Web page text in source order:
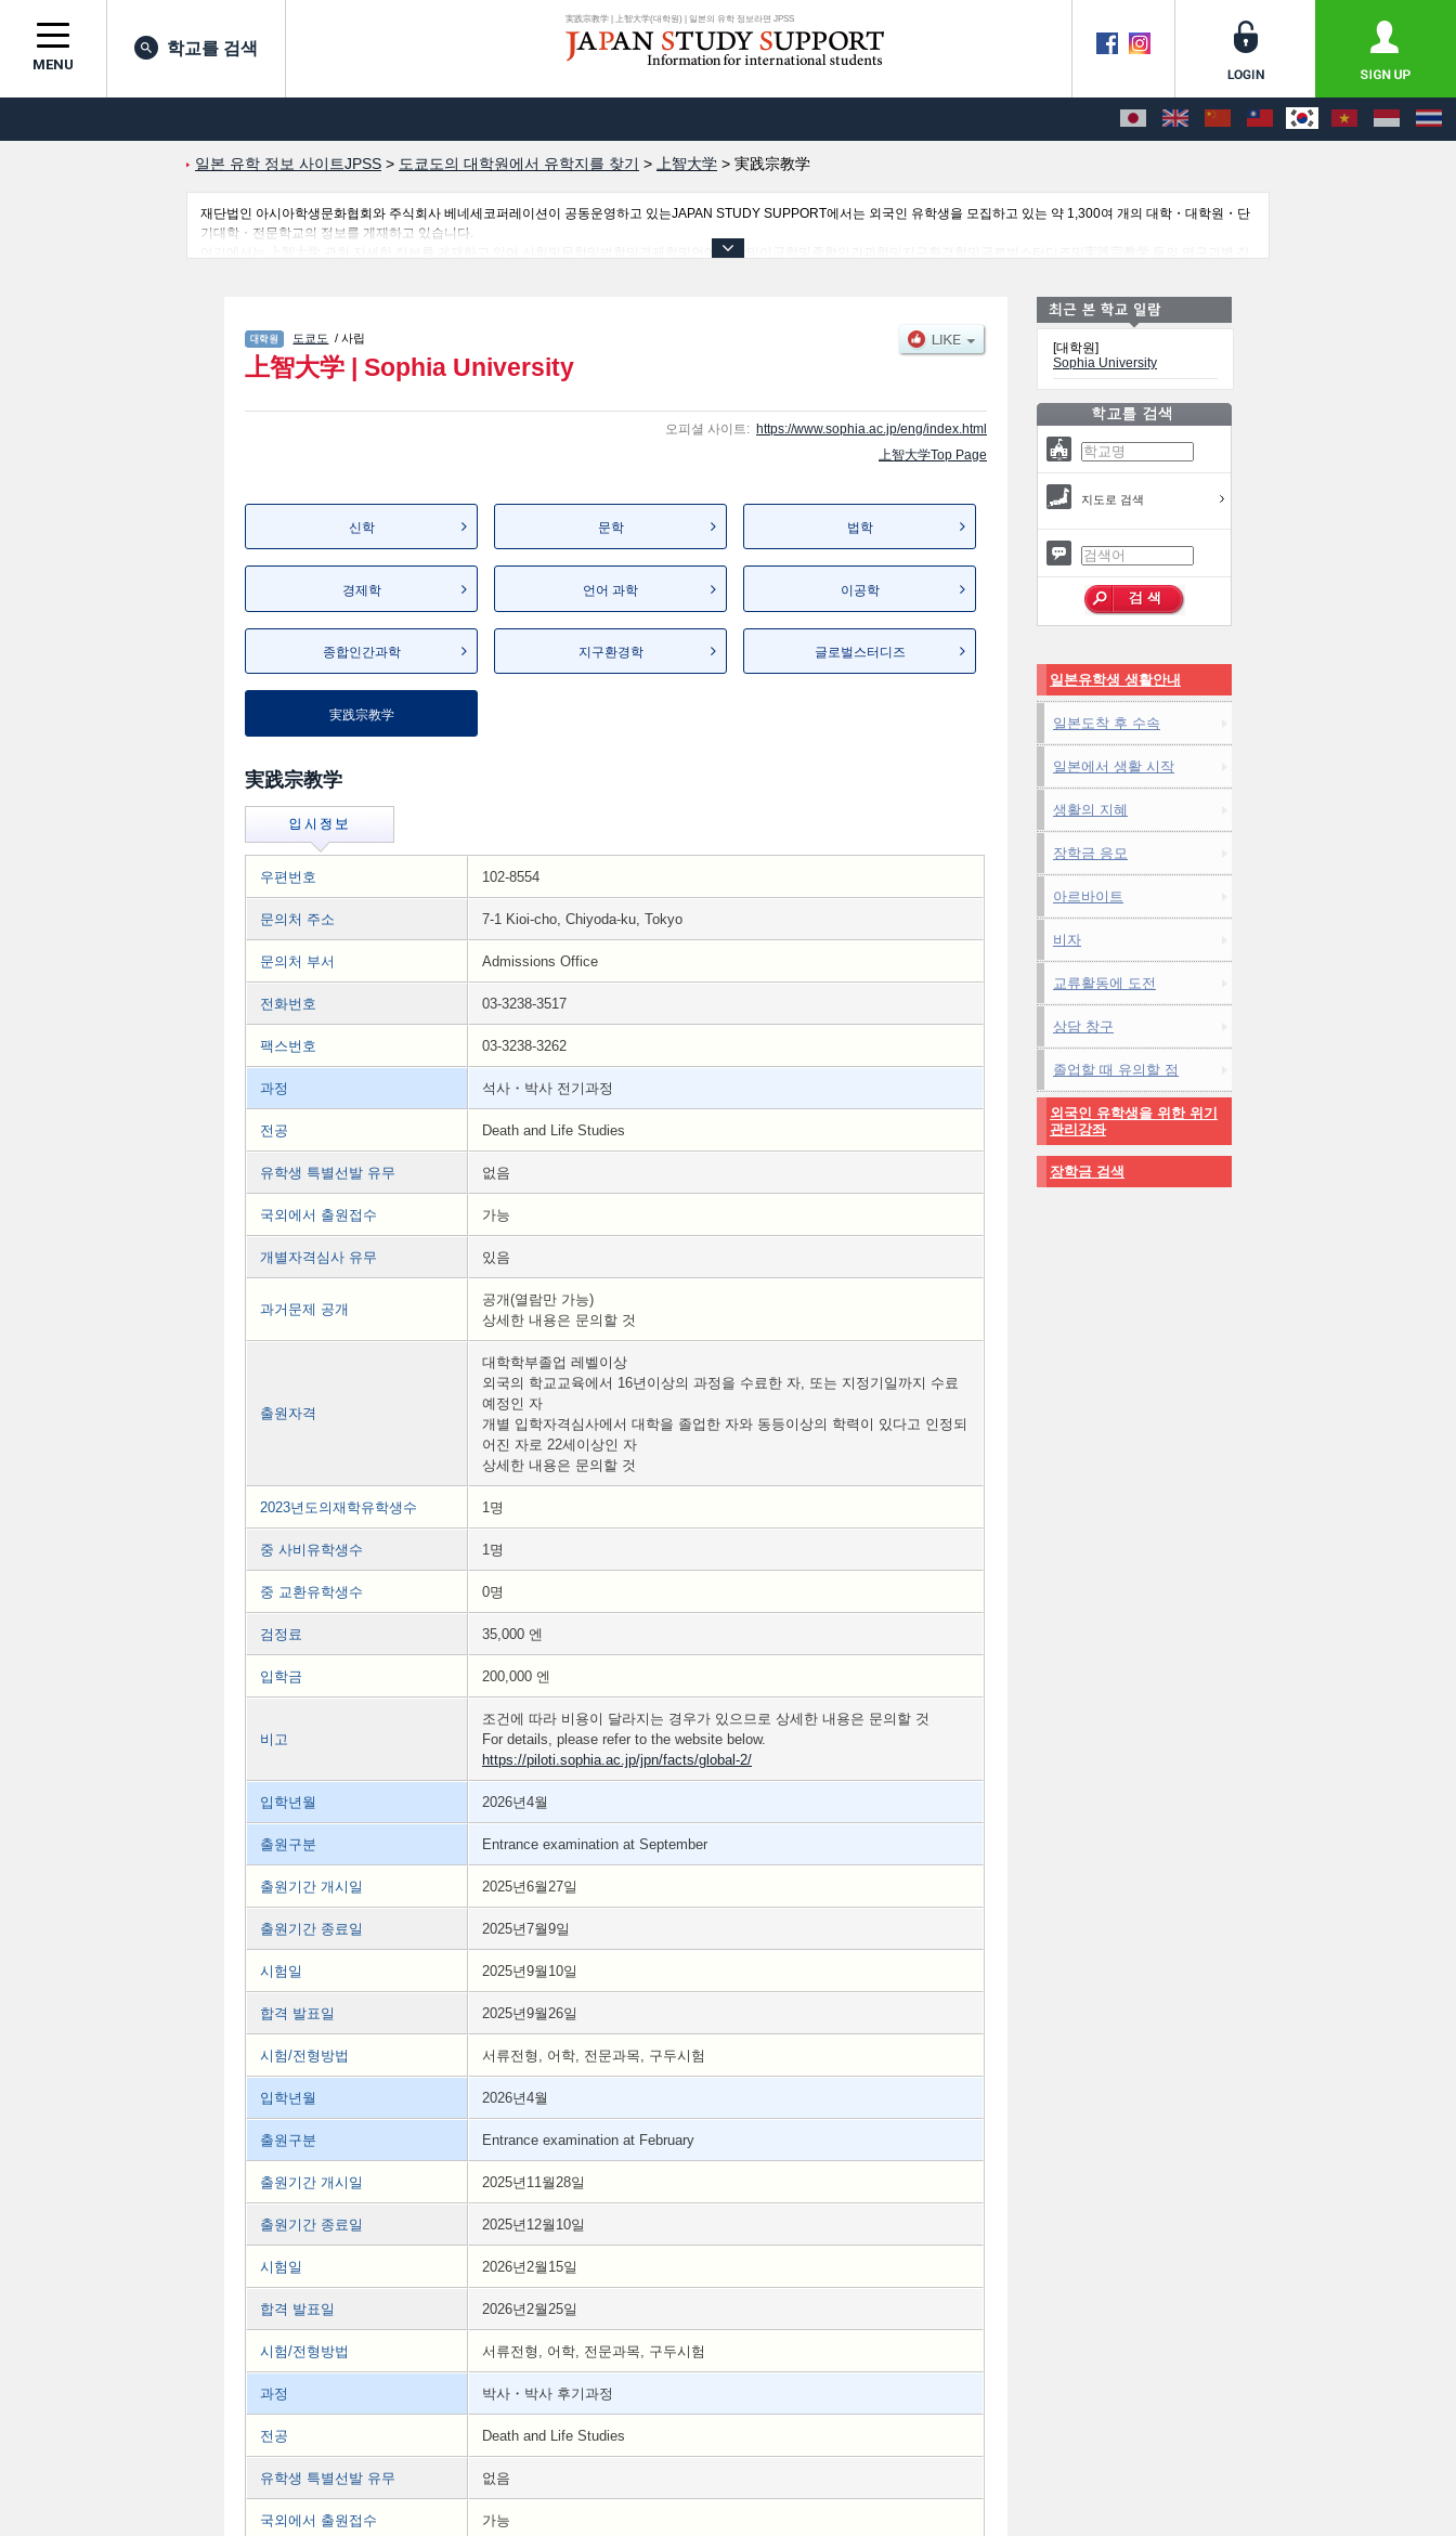
実践宗教学 | 上智大学(대학원) | 일본의 유학 정보라면 JPSS
MENU
학교를 검색
일본 유학 정보 사이트JPSS > 도쿄도의 대학원에서 유학지를 찾기 > 上智大学 > 実践宗教学
재단법인 아시아학생문화협회와 주식회사 베네세코퍼레이션이 공동운영하고 있는JAPAN STUDY SUPPORT에서는 외국인 유학생을 모집하고 있는 약 1,300여 개의 대학・대학원・단
기대학・전문학교의 정보를 게재하고 있습니다.
여기에서는 上智大学 관한 자세한 정보를 게재하고 있어 신학및문학및법학및경제학및언어 과학및이공학및종합인간과학및지구환경학및글로벌스터디즈및実践宗教学 등의 연구과별 정
도쿄도 / 사립
上智大学 | Sophia University
오피셜 사이트: https://www.sophia.ac.jp/eng/index.html
上智大学Top Page
신학 문학 법학
경제학 언어 과학 이공학
종합인간과학 지구환경학 글로벌스터디즈
実践宗教学
実践宗教学
우편번호 102-8554
문의처 주소 7-1 Kioi-cho, Chiyoda-ku, Tokyo
문의처 부서 Admissions Office
전화번호 03-3238-3517
팩스번호 03-3238-3262
과정 석사・박사 전기과정
전공 Death and Life Studies
유학생 특별선발 유무 없음
국외에서 출원접수 가능
개별자격심사 유무 있음
과거문제 공개
공개(열람만 가능)
상세한 내용은 문의할 것
출원자격
대학학부졸업 레벨이상
외국의 학교교육에서 16년이상의 과정을 수료한 자, 또는 지정기일까지 수료
예정인 자
개별 입학자격심사에서 대학을 졸업한 자와 동등이상의 학력이 있다고 인정되
어진 자로 22세이상인 자
상세한 내용은 문의할 것
2023년도의재학유학생수 1명
중 사비유학생수 1명
중 교환유학생수 0명
검정료 35,000 엔
입학금 200,000 엔
비고
조건에 따라 비용이 달라지는 경우가 있으므로 상세한 내용은 문의할 것
For details, please refer to the website below.
https://piloti.sophia.ac.jp/jpn/facts/global-2/
입학년월 2026년4월
출원구분 Entrance examination at September
출원기간 개시일 2025년6월27일
출원기간 종료일 2025년7월9일
시험일 2025년9월10일
합격 발표일 2025년9월26일
시험/전형방법 서류전형, 어학, 전문과목, 구두시험
입학년월 2026년4월
출원구분 Entrance examination at February
출원기간 개시일 2025년11월28일
출원기간 종료일 2025년12월10일
시험일 2026년2월15일
합격 발표일 2026년2월25일
시험/전형방법 서류전형, 어학, 전문과목, 구두시험
과정 박사・박사 후기과정
전공 Death and Life Studies
유학생 특별선발 유무 없음
국외에서 출원접수 가능
[대학원]
Sophia University
지도로 검색
일본유학생 생활안내
일본도착 후 수속
일본에서 생활 시작
생활의 지혜
장학금 응모
아르바이트
비자
교류활동에 도전
상담 창구
졸업할 때 유의할 점
외국인 유학생을 위한 위기
관리강좌
장학금 검색